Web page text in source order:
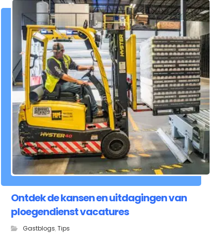
Ontdek de kansen en uitdagingen van
ploegendienst vacatures
Gastblogs,Tips